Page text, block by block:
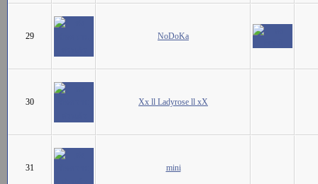
29 NoDoKa
30 Xx ll Ladyrose ll xX
31 mini